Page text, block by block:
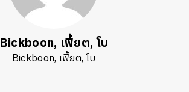
Bickboon, เฟี้ยต, โบ
Bickboon, เฟี้ยต, โบ